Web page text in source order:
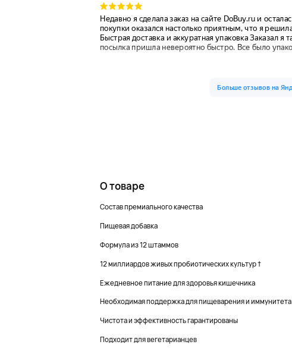
О товаре
Состав премиального качества
Пищевая добавка
Формула из 12 штаммов
12 миллиардов живых пробиотических культур †
Ежедневное питание для здоровья кишечника
Необходимая поддержка для пищеварения и иммунитета
Чистота и эффективность гарантированы
Подходит для вегетарианцев